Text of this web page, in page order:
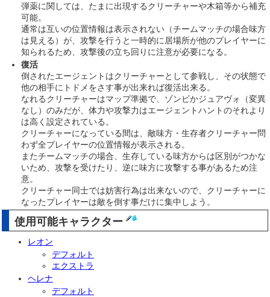
弾薬に関しては、たまに出現するクリーチャーや木箱等から補充
可能。
通常は互いの位置情報は表示されない（チームマッチの場合味方
は見える）が、攻撃を行うと一時的に居場所が他のプレイヤーに
知られるため、攻撃後の立ち回りに注意が必要になる。
復活
倒されたエージェントはクリーチャーとして参戦し、その状態で
他の相手にトドメをさす事が出来れば復活出来る。
なれるクリーチャーはマップ準拠で、ゾンビかジュアヴォ（変異
なし）のみだが、体力や攻撃力はエージェントハントのそれより
は高く設定されている。
クリーチャーになっている間は、敵味方・生存者クリーチャー問
わず全プレイヤーの位置情報が表示される。
またチームマッチの場合、生存している味方からは区別がつかな
いため、攻撃を受けたり、逆に味方に攻撃する事があるため注
意。
クリーチャー同士では妨害行為は出来ないので、クリーチャーに
なったプレイヤーは敵を倒す事だけに集中しよう。
使用可能キャラクター
レオン
デフォルト
エクストラ
ヘレナ
デフォルト